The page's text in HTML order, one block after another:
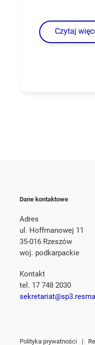
Czytaj
Dane kontaktowe
Adres
ul. Hoffmanowej 11
35-016 Rzeszów
woj. podkarpackie
Kontakt
tel. 17 748 2030
Polityka prywatności |